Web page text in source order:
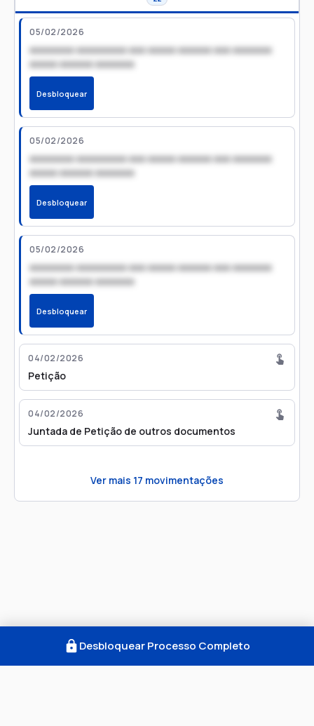
05/02/2026
xxxxxxxx xxxxxxxxx xxx xxxxx xxxxxx xxx xxxxxxx
xxxxx xxxxxx xxxxxxx
Desbloquear
05/02/2026
xxxxxxxx xxxxxxxxx xxx xxxxx xxxxxx xxx xxxxxxx
xxxxx xxxxxx xxxxxxx
Desbloquear
05/02/2026
xxxxxxxx xxxxxxxxx xxx xxxxx xxxxxx xxx xxxxxxx
xxxxx xxxxxx xxxxxxx
Desbloquear
04/02/2026
Petição
04/02/2026
Juntada de Petição de outros documentos
Ver mais 17 movimentações
Desbloquear Processo Completo